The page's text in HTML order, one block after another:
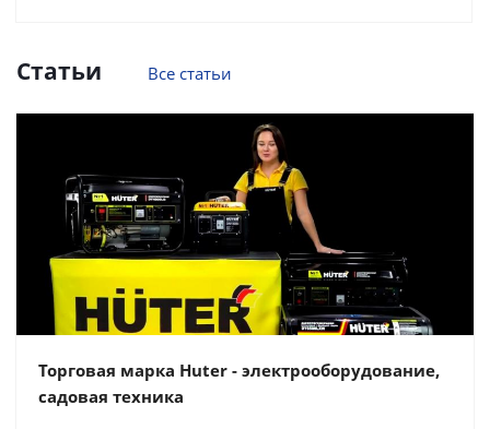
Статьи Все статьи
Торговая марка Huter - электрооборудование,
садовая техника